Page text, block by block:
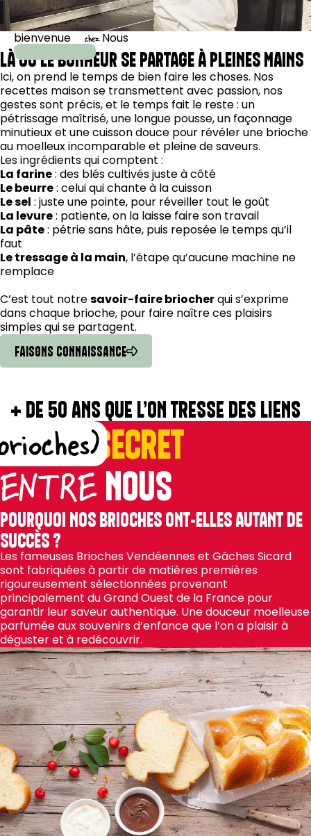
bienvenue chez Nous
LÀ OÙ LE BONHEUR SE PARTAGE À PLEINES MAINS
Ici, on prend le temps de bien faire les choses. Nos
recettes maison se transmettent avec passion, nos
gestes sont précis, et le temps fait le reste : un
pétrissage maîtrisé, une longue pousse, un façonnage
minutieux et une cuisson douce pour révéler une brioche
au moelleux incomparable et pleine de saveurs.
Les ingrédients qui comptent :
La farine: des blés cultivés juste à côté
Le beurre: celui qui chante à la cuisson
Le sel : juste une pointe, pour réveiller tout le goût
La levure: patiente, on la laisse faire son travail
La pâte: pétrie sans hâte, puis reposée le temps qu’il
faut
Le tressage à la main, l’étape qu’aucune machine ne
remplace
C’est tout notresavoir-faire briocherqui s’exprime
dans chaque brioche, pour faire naître ces plaisirs
simples qui se partagent.
FAISONS CONNAISSANCE
+ DE 50 ANS QUE L’ON TRESSE DES LIENS
PAS DESECRET
ENTRE NOUS
POURQUOI NOS BRIOCHES ONT-ELLES AUTANT DE
SUCCÈS ?
Les fameuses Brioches Vendéennes et Gâches Sicard
sont fabriquées à partir de matières premières
rigoureusement sélectionnées provenant
principalement du Grand Ouest de la France pour
garantir leur saveur authentique. Une douceur moelleuse
parfumée aux souvenirs d’enfance que l’on a plaisir à
déguster et à redécouvrir.